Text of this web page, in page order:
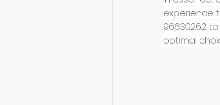
experience
96630262
optimal